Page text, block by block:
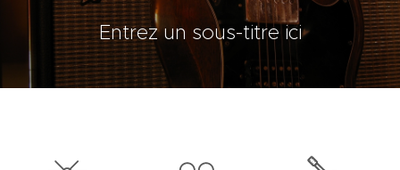
Entrez un sous-titre ici